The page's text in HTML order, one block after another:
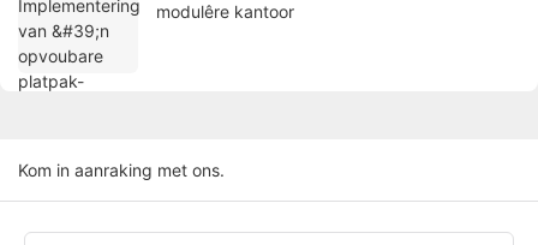
modulêre kantoor
Kom in aanraking met ons.